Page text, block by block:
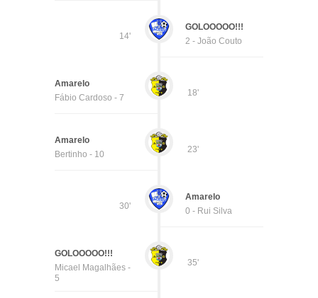
14'
GOLOOOOO!!!
2 - João Couto
18'
Amarelo
Fábio Cardoso - 7
23'
Amarelo
Bertinho - 10
30'
Amarelo
0 - Rui Silva
35'
GOLOOOOO!!!
Micael Magalhães -
5